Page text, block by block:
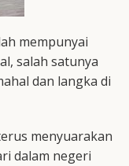
mempunyai
salah satunya
dan langka di
menyuarakan
dalam negeri